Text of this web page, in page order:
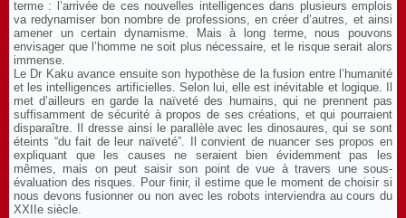
terme : l’arrivée de ces nouvelles intelligences dans plusieurs emplois
va redynamiser bon nombre de professions, en créer d’autres, et ainsi
amener un certain dynamisme. Mais à long terme, nous pouvons
envisager que l’homme ne soit plus nécessaire, et le risque serait alors
immense.
Le Dr Kaku avance ensuite son hypothèse de la fusion entre l’humanité
et les intelligences artificielles. Selon lui, elle est inévitable et logique. Il
met d’ailleurs en garde la naïveté des humains, qui ne prennent pas
suffisamment de sécurité à propos de ses créations, et qui pourraient
disparaître. Il dresse ainsi le parallèle avec les dinosaures, qui se sont
éteints “du fait de leur naïveté”. Il convient de nuancer ses propos en
expliquant que les causes ne seraient bien évidemment pas les
mêmes, mais on peut saisir son point de vue à travers une sous-
évaluation des risques. Pour finir, il estime que le moment de choisir si
nous devons fusionner ou non avec les robots interviendra au cours du
XXIIe siècle.